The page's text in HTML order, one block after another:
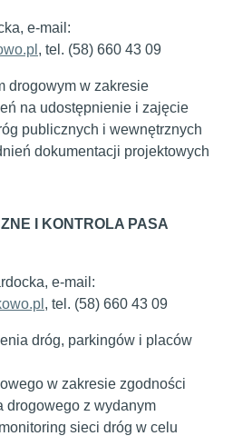
e-mail:
, tel. (58) 660 43 09
drogowym w zakresie
na udostępnienie i zajęcie
publicznych i wewnętrznych
dokumentacji projektowych
I KONTROLA PASA
e-mail:
, tel. (58) 660 43 09
dróg, parkingów i placów
w zakresie zgodności
drogowego z wydanym
sieci dróg w celu